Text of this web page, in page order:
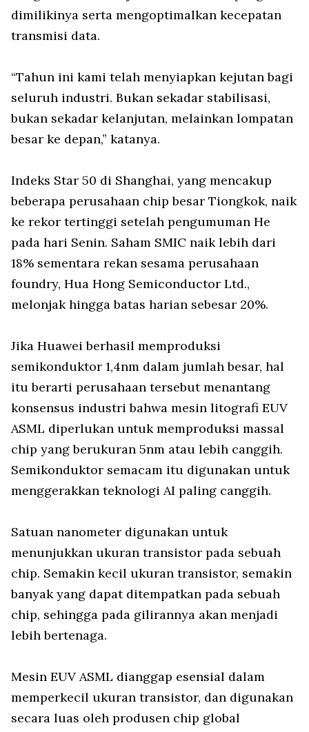
dimilikinya serta mengoptimalkan kecepatan
transmisi data.
“Tahun ini kami telah menyiapkan kejutan bagi
seluruh industri. Bukan sekadar stabilisasi,
bukan sekadar kelanjutan, melainkan lompatan
besar ke depan,” katanya.
Indeks Star 50 di Shanghai, yang mencakup
beberapa perusahaan chip besar Tiongkok, naik
ke rekor tertinggi setelah pengumuman He
pada hari Senin. Saham SMIC naik lebih dari
18% sementara rekan sesama perusahaan
foundry, Hua Hong Semiconductor Ltd.,
melonjak hingga batas harian sebesar 20%.
Jika Huawei berhasil memproduksi
semikonduktor 1,4nm dalam jumlah besar, hal
itu berarti perusahaan tersebut menantang
konsensus industri bahwa mesin litografi EUV
ASML diperlukan untuk memproduksi massal
chip yang berukuran 5nm atau lebih canggih.
Semikonduktor semacam itu digunakan untuk
menggerakkan teknologi AI paling canggih.
Satuan nanometer digunakan untuk
menunjukkan ukuran transistor pada sebuah
chip. Semakin kecil ukuran transistor, semakin
banyak yang dapat ditempatkan pada sebuah
chip, sehingga pada gilirannya akan menjadi
lebih bertenaga.
Mesin EUV ASML dianggap esensial dalam
memperkecil ukuran transistor, dan digunakan
secara luas oleh produsen chip global